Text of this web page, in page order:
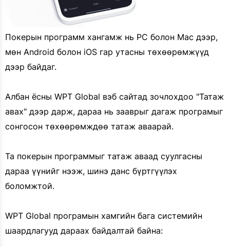
Покерын программ хангамж нь PC болон Mac дээр,
мөн Android болон iOS гар утасны төхөөрөмжүүд
дээр байдаг.
Албан ёсны WPT Global вэб сайтад зочлохдоо "Татаж
авах" дээр дарж, дараа нь зааврыг дагаж програмыг
сонгосон төхөөрөмждөө татаж аваарай.
Та покерын программыг татаж аваад суулгасны
дараа үүнийг нээж, шинэ данс бүртгүүлэх
боломжтой.
WPT Global програмын хамгийн бага системийн
шаардлагууд дараах байдалтай байна: